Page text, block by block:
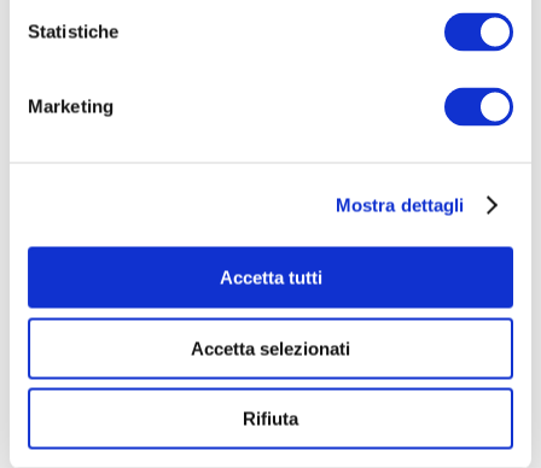
Statistiche
Marketing
Mostra dettagli
Accetta tutti
Accetta selezionati
Rifiuta
laboratori esperienziali
con la comunità di San
100 ore di formazione
scolaresche; con l’obiettivo di rafforzare
competenze trasversaliutili a promuovere una
convivenza rispettosa dell’umano e delle differenze,
Parità di Genere e prevenzione alla
violenza sulle donne.